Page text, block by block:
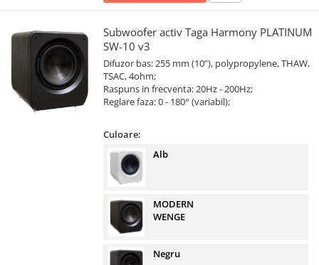
Subwoofer activ Taga Harmony PLATINUM
SW-10 v3
Difuzor bas: 255 mm (10”), polypropylene, THAW,
TSAC, 4ohm;
Raspuns in frecventa: 20Hz - 200Hz;
Reglare faza: 0 - 180° (variabil);
Culoare:
Alb
MODERN
WENGE
Negru